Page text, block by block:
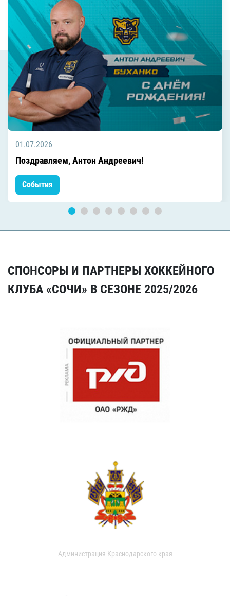
01.07.2026
Поздравляем, Антон Андреевич!
События
СПОНСОРЫ И ПАРТНЕРЫ ХОККЕЙНОГО
КЛУБА «СОЧИ» В СЕЗОНЕ 2025/2026
Администрация Краснодарского края